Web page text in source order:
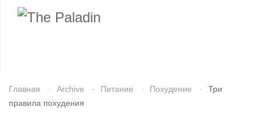
Главная Archive Питание Похудение
Три
правила похудения